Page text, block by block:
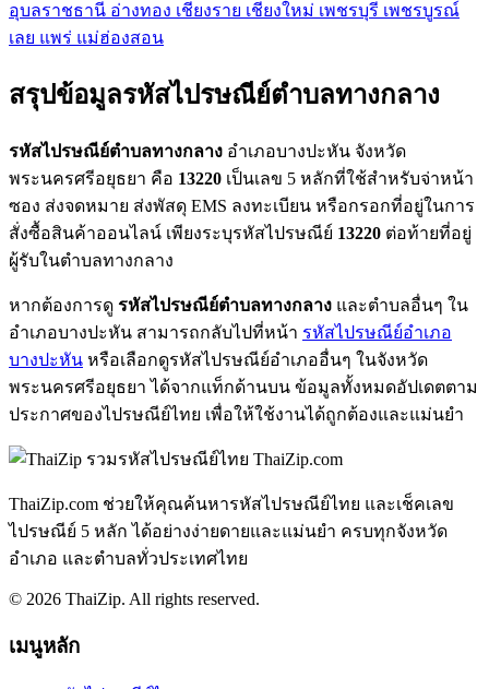
อุบลราชธานี อ่างทอง เชียงราย เชียงใหม่ เพชรบุรี เพชรบูรณ์
เลย แพร่ แม่ฮ่องสอน
สรุปข้อมูลรหัสไปรษณีย์ตำบลทางกลาง
รหัสไปรษณีย์ตำบลทางกลาง อำเภอบางปะหัน จังหวัด
พระนครศรีอยุธยา คือ 13220 เป็นเลข 5 หลักที่ใช้สำหรับจ่าหน้า
ซอง ส่งจดหมาย ส่งพัสดุ EMS ลงทะเบียน หรือกรอกที่อยู่ในการ
สั่งซื้อสินค้าออนไลน์ เพียงระบุรหัสไปรษณีย์ 13220 ต่อท้ายที่อยู่
ผู้รับในตำบลทางกลาง
หากต้องการดู รหัสไปรษณีย์ตำบลทางกลาง และตำบลอื่นๆ ใน
อำเภอบางปะหัน สามารถกลับไปที่หน้า รหัสไปรษณีย์อำเภอ
บางปะหัน หรือเลือกดูรหัสไปรษณีย์อำเภออื่นๆ ในจังหวัด
พระนครศรีอยุธยา ได้จากแท็กด้านบน ข้อมูลทั้งหมดอัปเดตตาม
ประกาศของไปรษณีย์ไทย เพื่อให้ใช้งานได้ถูกต้องและแม่นยำ
ThaiZip.com
ThaiZip.com ช่วยให้คุณค้นหารหัสไปรษณีย์ไทย และเช็คเลข
ไปรษณีย์ 5 หลัก ได้อย่างง่ายดายและแม่นยำ ครบทุกจังหวัด
อำเภอ และตำบลทั่วประเทศไทย
© 2026 ThaiZip. All rights reserved.
เมนูหลัก